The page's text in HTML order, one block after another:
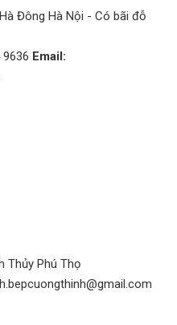
Đông Hà Nội - Có bãi đỗ
Email:
Thủy Phú Thọ